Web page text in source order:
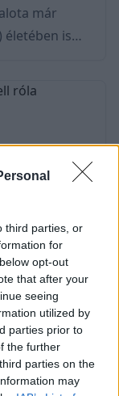
third parties, or
for
opt-out
that after your
seeing
utilized by
parties prior to
the further
parties on the
may
már
életében is
birtokot.
itt töltötte
kell
a 14.